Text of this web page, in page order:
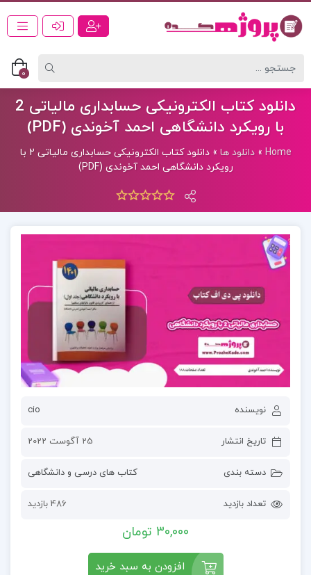
0
دانلود کتاب الکترونیکی حسابداری مالیاتی 2
با رویکرد دانشگاهی احمد آخوندی (PDF)
Home
»دانلود ها »
دانلود کتاب الکترونیکی حسابداری مالیاتی 2 با
رویکرد دانشگاهی احمد آخوندی (PDF)
نویسنده cio
تاریخ انتشار 25 آگوست 2022
دسته بندی کتاب های درسی و دانشگاهی
تعداد بازدید 486 بازدید
30,000 تومان
افزودن به سبد خرید